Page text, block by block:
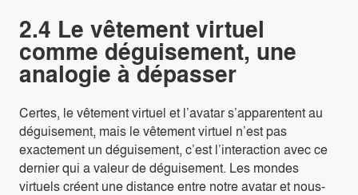
2.4 Le vêtement virtuel
comme déguisement, une
analogie à dépasser
Certes, le vêtement virtuel et l’avatar s’apparentent au
déguisement, mais le vêtement virtuel n’est pas
exactement un déguisement, c’est l’interaction avec ce
dernier qui a valeur de déguisement. Les mondes
virtuels créent une distance entre notre avatar et nous-